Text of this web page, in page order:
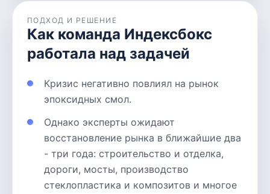
ПОДХОД И РЕШЕНИЕ
Как команда Индексбокс
работала над задачей
Кризис негативно повлиял на рынок
эпоксидных смол.
Однако эксперты ожидают
восстановление рынка в ближайшие два
- три года: строительство и отделка,
дороги, мосты, производство
стеклопластика и композитов и многое